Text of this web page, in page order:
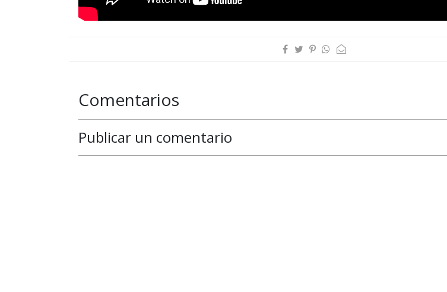
Comentarios
Publicar un comentario